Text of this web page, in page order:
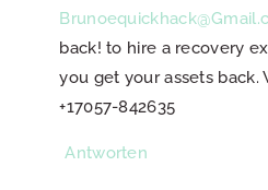
back! to hire a recovery
you get your assets back.
+17057-842635
Antworten